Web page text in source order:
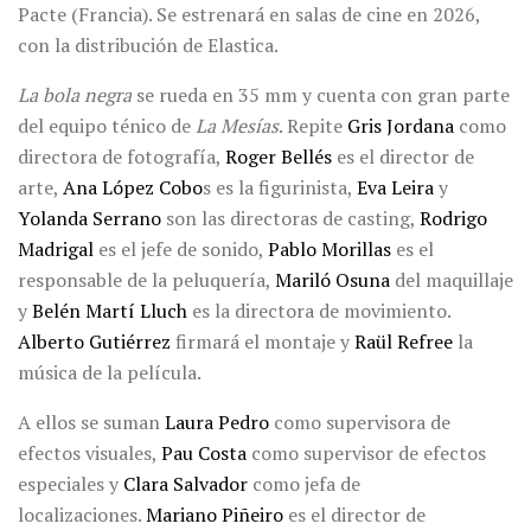
Pacte (Francia). Se estrenará en salas de cine en 2026,
con la distribución de Elastica.
La bola negra se rueda en 35 mm y cuenta con gran parte
del equipo ténico deLa Mesías. Repite Gris Jordana como
directora de fotografía, Roger Bellés es el director de
arte, Ana López Cobos es la figurinista, Eva Leiray
Yolanda Serrano son las directoras de casting, Rodrigo
Madrigal es el jefe de sonido, Pablo Morillas es el
responsable de la peluquería, Mariló Osuna del maquillaje
yBelén Martí Lluch es la directora de movimiento.
Alberto Gutiérrez firmará el montaje yRaül Refree la
música de la película.
A ellos se sumanLaura Pedro como supervisora de
efectos visuales, Pau Costa como supervisor de efectos
especiales y Clara Salvador como jefa de
localizaciones.Mariano Piñeiro es el director de